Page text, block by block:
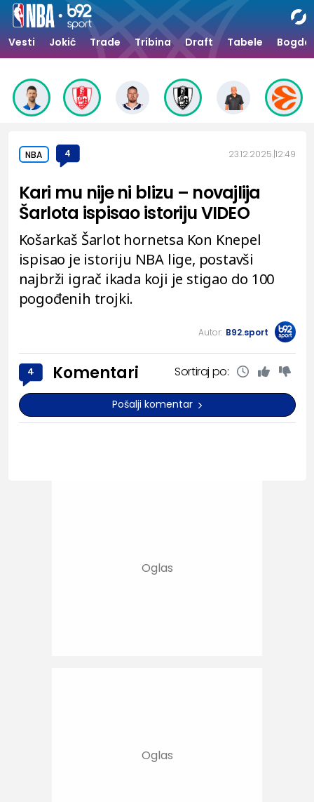
Vesti Jokić Trade Tribina Draft Tabele
NBA 4 23.12.2025. 12:49
Kari mu nije ni blizu – novajlija
Šarlota ispisao istoriju VIDEO
Košarkaš Šarlot hornetsa Kon Knepel
ispisao je istoriju NBA lige, postavši
najbrži igrač ikada koji je stigao do 100
pogođenih trojki.
Autor: B92.sport
4 Komentari Sortiraj po:
Pošalji komentar